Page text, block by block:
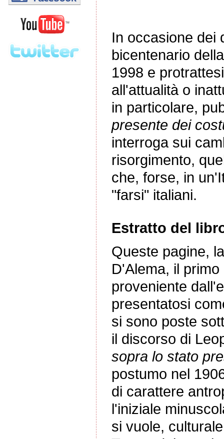
In occasione dei
bicentenario
1998 e
all'attualità o
in particolare,
presente dei
interroga sui
risorgimento,
che, forse, in
"farsi" italiani.
Estratto del
Queste pagine,
D'Alema, il
proveniente
presentatosi
si sono poste
il discorso di
sopra lo stato
postumo nel
di carattere
l'iniziale
si vuole,